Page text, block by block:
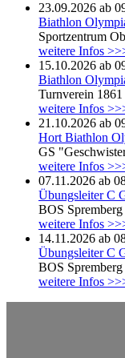
23.09.2026 ab
Biathlon
Sportzentrum
weitere Infos
15.10.2026 ab
Biathlon
Turnverein 1861
weitere Infos
21.10.2026 ab
Hort Biathlon
GS
weitere Infos
07.11.2026 ab
Übungsleiter C
BOS Spremberg
weitere Infos
14.11.2026 ab
Übungsleiter C
BOS Spremberg
weitere Infos